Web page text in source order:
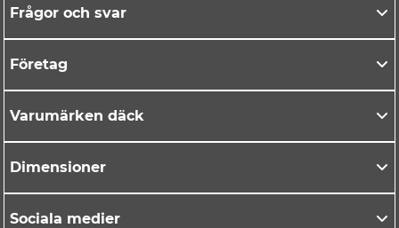
Frågor och svar
Företag
Varumärken däck
Dimensioner
Sociala medier